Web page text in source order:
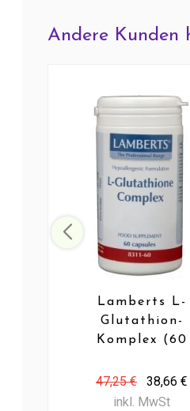
Andere Kunden
Lamberts L-
Glutathion-
Komplex (60
47,25 €
38,66 €
inkl. MwSt